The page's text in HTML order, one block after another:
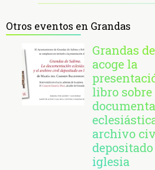
Otros eventos en Grandas
Grandas
acoge la
libro
archivo
iglesia